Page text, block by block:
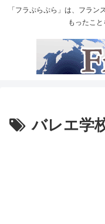
「フラぷらぷら」は、フラ
もったこ
バレエ学